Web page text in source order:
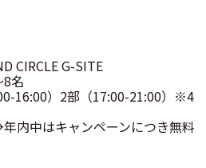
CIRCLE G-SITE
8名
16:00）2部（17:00-21:00）※4
内中はキャンペーンにつき無料